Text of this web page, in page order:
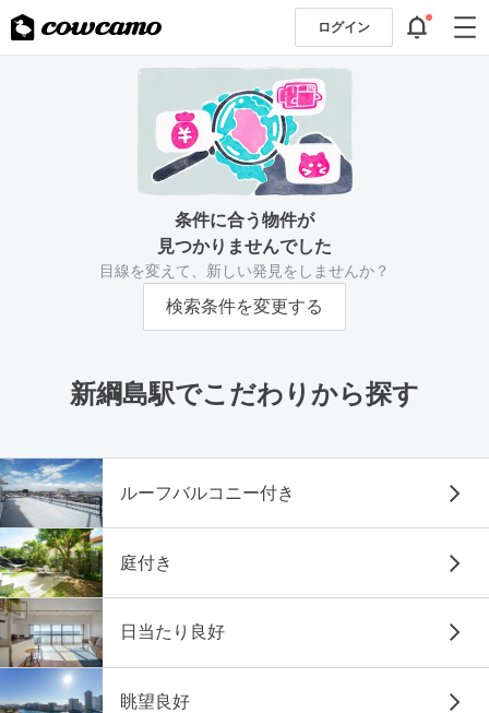
ログイン
条件に合う物件が
見つかりませんでした
目線を変えて、新しい発見をしませんか？
検索条件を変更する
新綱島駅でこだわりから探す
ルーフバルコニー付き
庭付き
日当たり良好
眺望良好